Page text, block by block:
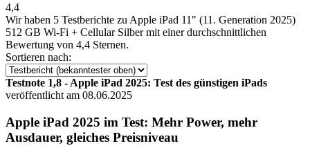
4,4
Wir haben 5 Testberichte zu Apple iPad 11" (11. Generation 2025)
512 GB Wi-Fi + Cellular Silber mit einer durchschnittlichen
Bewertung von 4,4 Sternen.
Sortieren nach:
Testnote 1,8 - Apple iPad 2025: Test des günstigen iPads
veröffentlicht am 08.06.2025
Apple iPad 2025 im Test: Mehr Power, mehr
Ausdauer, gleiches Preisniveau